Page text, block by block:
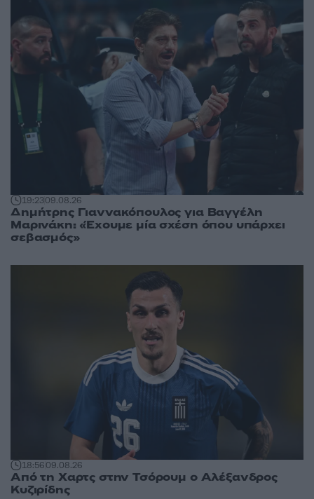
19:2309.08.26
Δημήτρης Γιαννακόπουλος για Βαγγέλη
Μαρινάκη: «Έχουμε μία σχέση όπου υπάρχει
σεβασμός»
18:5609.08.26
Από τη Χαρτς στην Τσόρουμ ο Αλέξανδρος
Κυζιρίδης